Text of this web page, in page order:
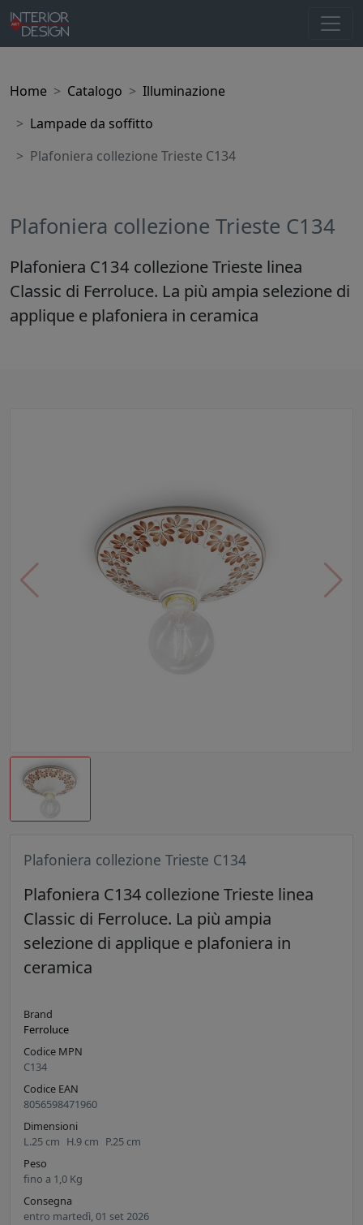
Home Catalogo
Illuminazione
Lampade da soffitto
Plafoniera collezione Trieste C134
Plafoniera collezione Trieste C134
Plafoniera C134 collezione Trieste linea
Classic di Ferroluce. La più ampia selezione di
applique e plafoniera in ceramica
Plafoniera collezione Trieste C134
Plafoniera C134 collezione Trieste linea
Classic di Ferroluce. La più ampia
selezione di applique e plafoniera in
ceramica
Brand
Ferroluce
Codice MPN
C134
Codice EAN
8056598471960
Dimensioni
L.25 cm H.9 cm P.25 cm
Peso
fino a 1,0 Kg
Consegna
entro martedì, 01 set 2026